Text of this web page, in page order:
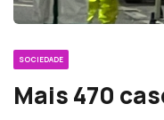
SOCIEDADE
Mais 470